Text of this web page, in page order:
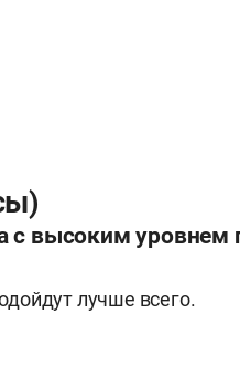
с высоким уровнем
лучше всего.